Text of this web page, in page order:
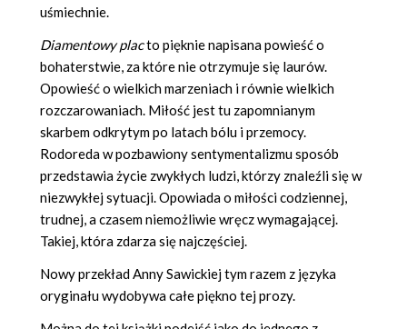
uśmiechnie.
Diamentowy placto pięknie napisana powieść o
bohaterstwie, za które nie otrzymuje się laurów.
Opowieść o wielkich marzeniach i równie wielkich
rozczarowaniach. Miłość jest tu zapomnianym
skarbem odkrytym po latach bólu i przemocy.
Rodoreda w pozbawiony sentymentalizmu sposób
przedstawia życie zwykłych ludzi, którzy znaleźli się w
niezwykłej sytuacji. Opowiada o miłości codziennej,
trudnej, a czasem niemożliwie wręcz wymagającej.
Takiej, która zdarza się najczęściej.
Nowy przekład Anny Sawickiej tym razem z języka
oryginału wydobywa całe piękno tej prozy.